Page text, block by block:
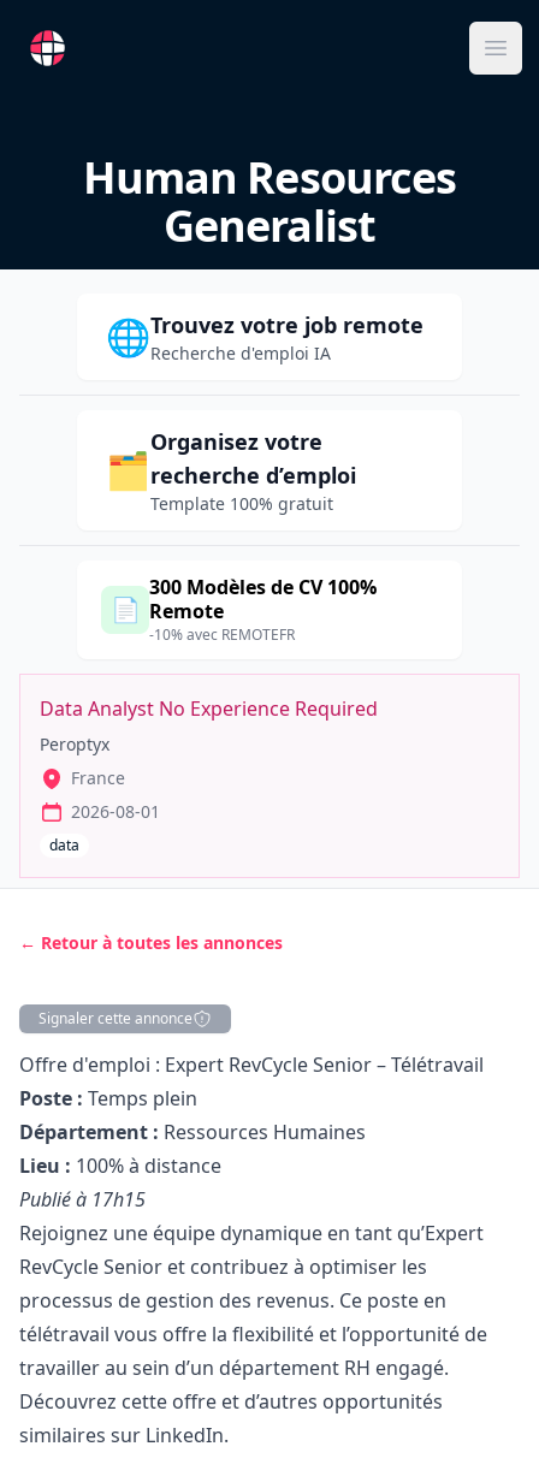
RemoteFR
Human Resources
Generalist
🌐Trouvez votre job remote
Recherche d'emploi IA
🗂️
Organisez votre
recherche d’emploi
Template 100% gratuit
📄
300 Modèles de CV 100%
Remote
-10% avec REMOTEFR
Data Analyst No Experience Required
Peroptyx
France
2026-08-01
data
← Retour à toutes les annonces
Signaler cette annonce
Description
Offre d'emploi : Expert RevCycle Senior – Télétravail
Poste : Temps plein
Département : Ressources Humaines
Lieu : 100% à distance
Publié à 17h15
Rejoignez une équipe dynamique en tant qu’Expert
RevCycle Senior et contribuez à optimiser les
processus de gestion des revenus. Ce poste en
télétravail vous offre la flexibilité et l’opportunité de
travailler au sein d’un département RH engagé.
Découvrez cette offre et d’autres opportunités
similaires sur LinkedIn.